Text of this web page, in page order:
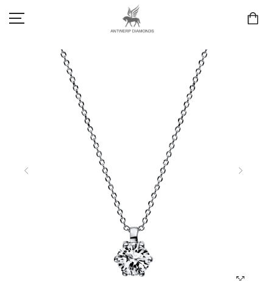
LIEBE & VERLOBUNG
ANTWERP DIAMONDS LUXURY COLLECTION
3D TRAURINGKONFIGURATION